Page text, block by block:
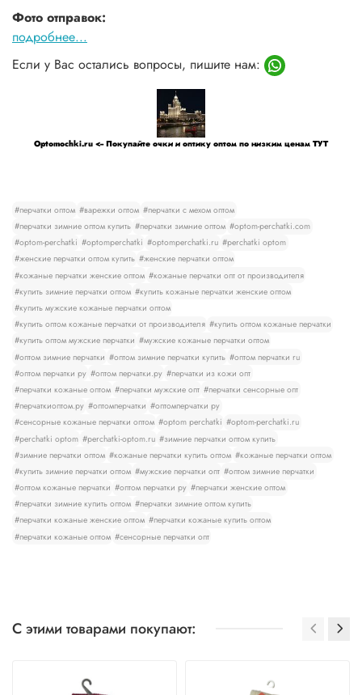
Фото отправок:
подробнее...
Если у Вас остались вопросы, пишите нам:
Optomochki.ru <-- Покупайте очки и оптику оптом по низким ценам ТУТ
#перчатки оптом #варежки оптом #перчатки с мехом оптом
#перчатки зимние оптом купить #перчатки зимние оптом #optom-perchatki.com
#optom-perchatki #optomperchatki #optomperchatki.ru #perchatki optom
#женские перчатки оптом купить #женские перчатки оптом
#кожаные перчатки женские оптом #кожаные перчатки опт от производителя
#купить зимние перчатки оптом #купить кожаные перчатки женские оптом
#купить мужские кожаные перчатки оптом
#купить оптом кожаные перчатки от производителя #купить оптом кожаные перчатки
#купить оптом мужские перчатки #мужские кожаные перчатки оптом
#оптом зимние перчатки #оптом зимние перчатки купить #оптом перчатки ru
#оптом перчатки ру #оптом перчатки.ру #перчатки из кожи опт
#перчатки кожаные оптом #перчатки мужские опт #перчатки сенсорные опт
#перчаткиоптом.ру #оптомперчатки #оптомперчатки ру
#сенсорные кожаные перчатки оптом #optom perchatki #optom-perchatki.ru
#perchatki optom #perchatki-optom.ru #зимние перчатки оптом купить
#зимние перчатки оптом #кожаные перчатки купить оптом #кожаные перчатки оптом
#купить зимние перчатки оптом #мужские перчатки опт #оптом зимние перчатки
#оптом кожаные перчатки #оптом перчатки ру #перчатки женские оптом
#перчатки зимние купить оптом #перчатки зимние оптом купить
#перчатки кожаные женские оптом #перчатки кожаные купить оптом
#перчатки кожаные оптом #сенсорные перчатки опт
С этими товарами покупают: